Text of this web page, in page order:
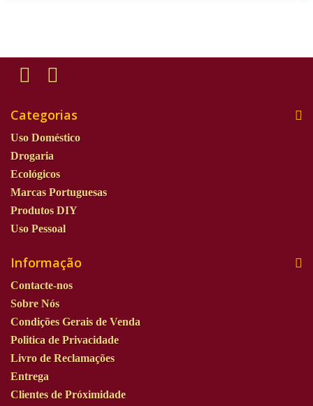
Categorias
Uso Doméstico
Drogaria
Ecológicos
Marcas Portuguesas
Produtos DIY
Uso Pessoal
Informação
Contacte-nos
Sobre Nós
Condições Gerais de Venda
Politica de Privacidade
Livro de Reclamações
Entrega
Clientes de Próximidade